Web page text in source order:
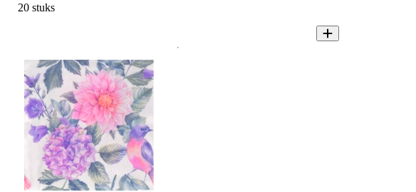
20 stuks